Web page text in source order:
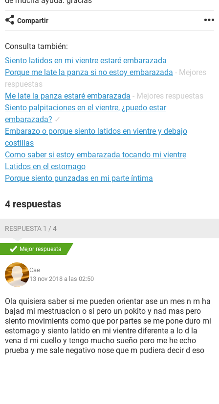
Compartir
Consulta también:
Siento latidos en mi vientre estaré embarazada
Porque me late la panza si no estoy embarazada - Mejores
respuestas
Me late la panza estaré embarazada - Mejores respuestas
Siento palpitaciones en el vientre, ¿puedo estar
embarazada? ✓
Embarazo o porque siento latidos en vientre y debajo
costillas
Como saber si estoy embarazada tocando mi vientre
Latidos en el estomago
Porque siento punzadas en mi parte íntima
4 respuestas
RESPUESTA 1 / 4
Mejor respuesta
Cae
13 nov 2018 a las 02:50
Ola quisiera saber si me pueden orientar ase un mes n m ha
bajad mi mestruacion o si pero un pokito y nad mas pero
siento movimients como que por partes se me pone duro mi
estomago y siento latido en mi vientre diferente a lo d la
vena d mi cuello y tengo mucho sueño pero me he echo
prueba y me sale negativo nose que m pudiera decir d eso